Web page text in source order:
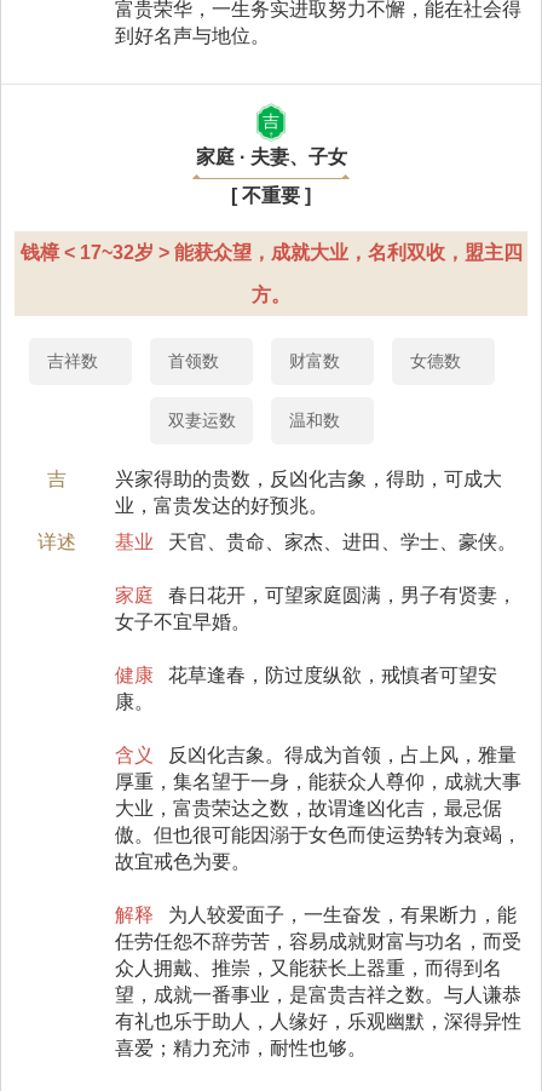
富贵荣华，一生务实进取努力不懈，能在社会得
到好名声与地位。
吉
家庭 · 夫妻、子女
[ 不重要 ]
钱樟 < 17~32岁 > 能获众望，成就大业，名利双收，盟主四
方。
吉祥数 首领数 财富数 女德数
双妻运数 温和数
吉
兴家得助的贵数，反凶化吉象，得助，可成大
业，富贵发达的好预兆。
详述
基业 天官、贵命、家杰、进田、学士、豪侠。
家庭
春日花开，可望家庭圆满，男子有贤妻，
女子不宜早婚。
健康
花草逢春，防过度纵欲，戒慎者可望安
康。
含义
反凶化吉象。得成为首领，占上风，雅量
厚重，集名望于一身，能获众人尊仰，成就大事
大业，富贵荣达之数，故谓逢凶化吉，最忌倨
傲。但也很可能因溺于女色而使运势转为衰竭，
故宜戒色为要。
解释
为人较爱面子，一生奋发，有果断力，能
任劳任怨不辞劳苦，容易成就财富与功名，而受
众人拥戴、推崇，又能获长上器重，而得到名
望，成就一番事业，是富贵吉祥之数。与人谦恭
有礼也乐于助人，人缘好，乐观幽默，深得异性
喜爱；精力充沛，耐性也够。